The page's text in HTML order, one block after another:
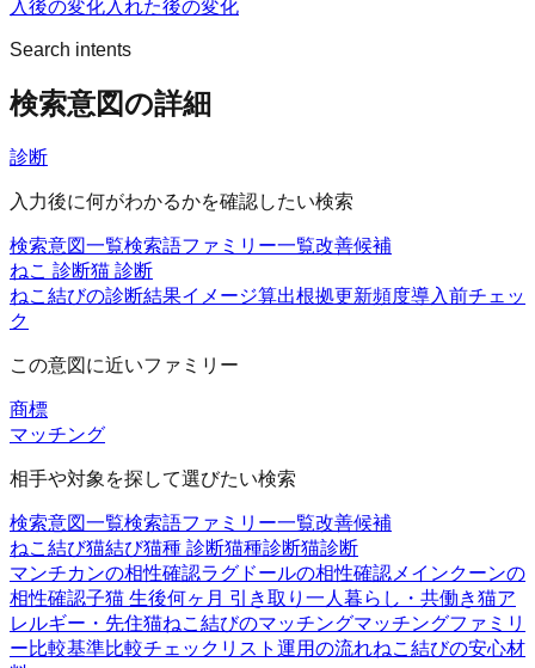
入後の変化入れた後の変化
Search intents
検索意図の詳細
診断
入力後に何がわかるかを確認したい検索
検索意図一覧検索語ファミリー一覧改善候補
ねこ 診断猫 診断
ねこ結びの診断結果イメージ算出根拠更新頻度導入前チェッ
ク
この意図に近いファミリー
商標
マッチング
相手や対象を探して選びたい検索
検索意図一覧検索語ファミリー一覧改善候補
ねこ結び猫結び猫種 診断猫種診断猫診断
マンチカンの相性確認ラグドールの相性確認メインクーンの
相性確認子猫 生後何ヶ月 引き取り 一人暮らし・共働き猫ア
レルギー・先住猫ねこ結びのマッチングマッチングファミリ
ー比較基準比較チェックリスト 運用の流れねこ結びの安心材